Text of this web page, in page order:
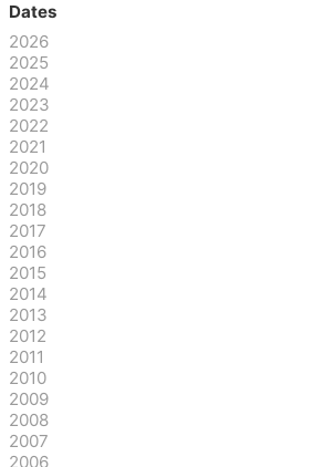
Dates
2026
2025
2024
2023
2022
2021
2020
2019
2018
2017
2016
2015
2014
2013
2012
2011
2010
2009
2008
2007
2006